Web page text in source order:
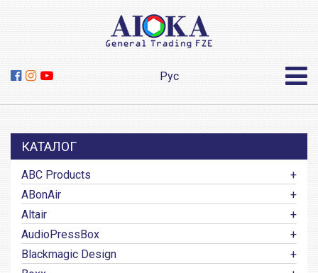
Рус
КАТАЛОГ
ABC Products
ABonAir
Altair
AudioPressBox
Blackmagic Design